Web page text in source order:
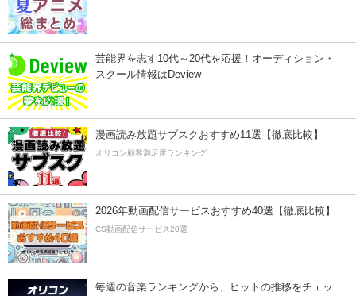
芸能界を志す10代～20代を応援！オーディション・
スクール情報はDeview
漫画読み放題サブスクおすすめ11選【徹底比較】
オリコン顧客満足度ランキング
2026年動画配信サービスおすすめ40選【徹底比較】
CS動画配信サービス20選
毎週の音楽ランキングから、ヒットの推移をチェッ